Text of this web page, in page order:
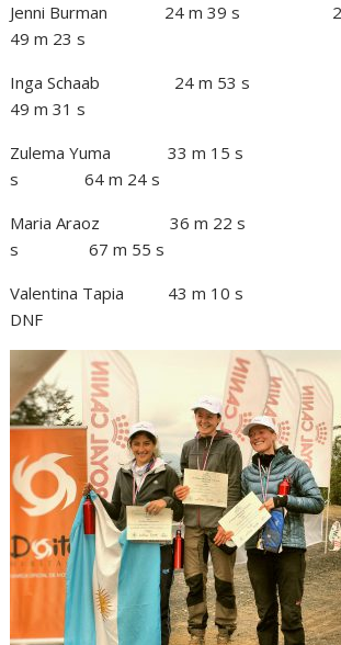
Jenni Burman 24 m 39 s
49 m 23 s
Inga Schaab 24 m 53 s
49 m 31 s
Zulema Yuma 33 m 15 s
s 64 m 24 s
Maria Araoz 36 m 22 s 31
s 67 m 55 s
Valentina Tapia 43 m
DNF